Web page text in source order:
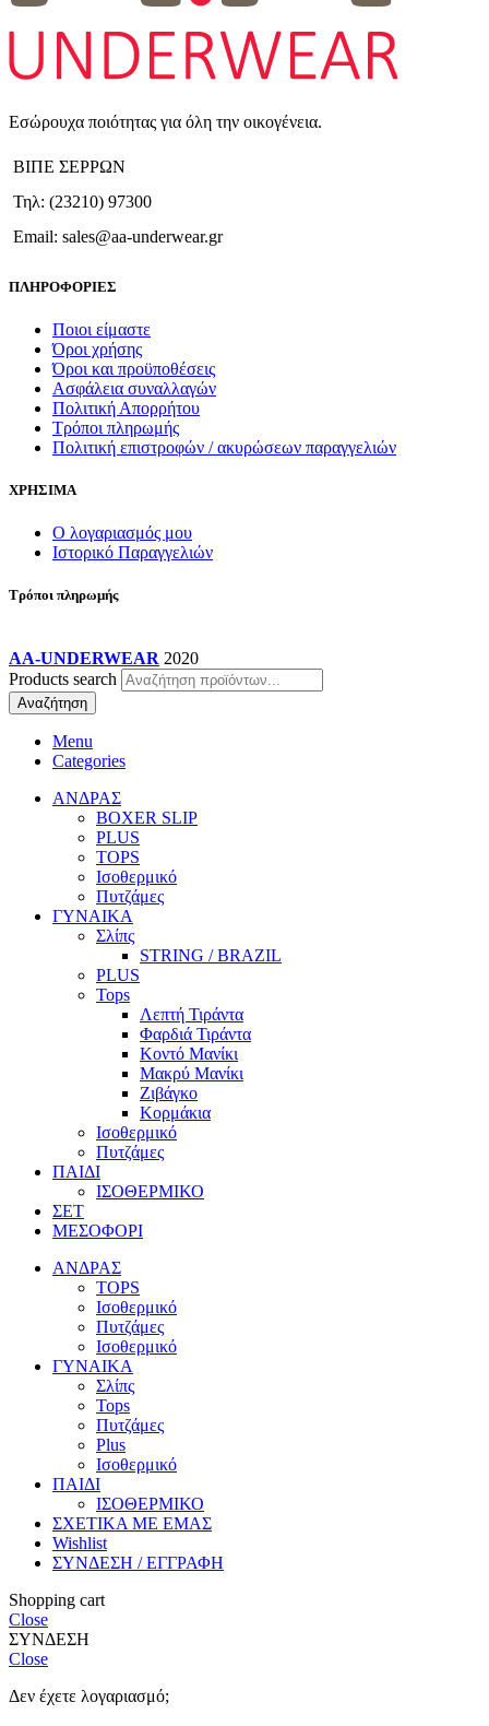
Εσώρουχα ποιότητας για όλη την οικογένεια.
ΒΙΠΕ ΣΕΡΡΩΝ
Τηλ: (23210) 97300
Email: sales@aa-underwear.gr
ΠΛΗΡΟΦΟΡΙΕΣ
Ποιοι είμαστε
Όροι χρήσης
Όροι και προϋποθέσεις
Ασφάλεια συναλλαγών
Πολιτική Απορρήτου
Τρόποι πληρωμής
Πολιτική επιστροφών / ακυρώσεων παραγγελιών
ΧΡΗΣΙΜΑ
Ο λογαριασμός μου
Ιστορικό Παραγγελιών
Τρόποι πληρωμής
AA-UNDERWEAR 2020
Products search
Αναζήτηση
Menu
Categories
ΑΝΔΡΑΣ
BOXER SLIP
PLUS
TOPS
Ισοθερμικό
Πυτζάμες
ΓΥΝΑΙΚΑ
Σλίπς
STRING / BRAZIL
PLUS
Tops
Λεπτή Τιράντα
Φαρδιά Τιράντα
Κοντό Μανίκι
Μακρύ Μανίκι
Ζιβάγκο
Κορμάκια
Ισοθερμικό
Πυτζάμες
ΠΑΙΔΙ
ΙΣΟΘΕΡΜΙΚΟ
ΣΕΤ
ΜΕΣΟΦΟΡΙ
ΑΝΔΡΑΣ
TOPS
Ισοθερμικό
Πυτζάμες
Ισοθερμικό
ΓΥΝΑΙΚΑ
Σλίπς
Tops
Πυτζάμες
Plus
Ισοθερμικό
ΠΑΙΔΙ
ΙΣΟΘΕΡΜΙΚΟ
ΣΧΕΤΙΚΑ ΜΕ ΕΜΑΣ
Wishlist
ΣΥΝΔΕΣΗ / ΕΓΓΡΑΦΗ
Shopping cart
Close
ΣΥΝΔΕΣΗ
Close
Δεν έχετε λογαριασμό;